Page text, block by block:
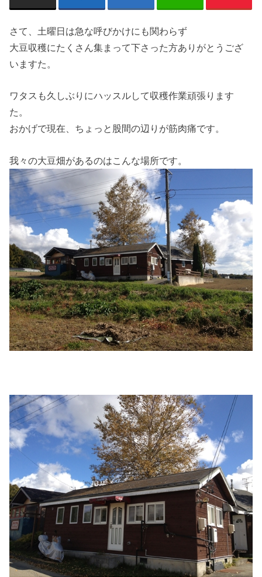
さて、土曜日は急な呼びかけにも関わらず
大豆収穫にたくさん集まって下さった方ありがとうござ
いますた。
ワタスも久しぶりにハッスルして収穫作業頑張ります
た。
おかげで現在、ちょっと股間の辺りが筋肉痛です。
我々の大豆畑があるのはこんな場所です。